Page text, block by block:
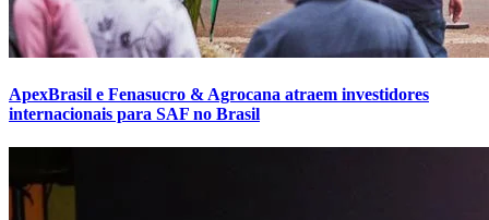
ApexBrasil e Fenasucro & Agrocana atraem investidores
internacionais para SAF no Brasil